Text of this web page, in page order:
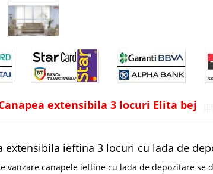
extensibila 3 locuri Elita bej
extensibila ieftina 3 locuri cu lada de
vanzare canapele ieftine cu lada de depozitare